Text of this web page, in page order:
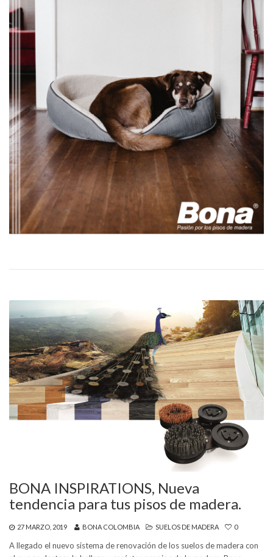
BONA INSPIRATIONS, Nueva
tendencia para tus pisos de madera.
27 MARZO, 2019 BONA COLOMBIA SUELOS DE MADERA 0
A llegado el nuevo sistema de renovación de los suelos de madera con